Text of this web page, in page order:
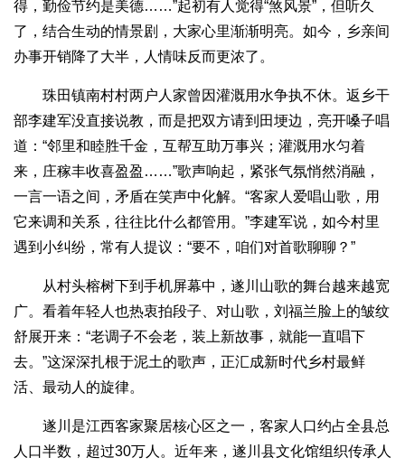
得，勤俭节约是美德……”起初有人觉得“煞风景”，但听久
了，结合生动的情景剧，大家心里渐渐明亮。如今，乡亲间
办事开销降了大半，人情味反而更浓了。
珠田镇南村村两户人家曾因灌溉用水争执不休。返乡干
部李建军没直接说教，而是把双方请到田埂边，亮开嗓子唱
道：“邻里和睦胜千金，互帮互助万事兴；灌溉用水匀着
来，庄稼丰收喜盈盈……”歌声响起，紧张气氛悄然消融，
一言一语之间，矛盾在笑声中化解。“客家人爱唱山歌，用
它来调和关系，往往比什么都管用。”李建军说，如今村里
遇到小纠纷，常有人提议：“要不，咱们对首歌聊聊？”
从村头榕树下到手机屏幕中，遂川山歌的舞台越来越宽
广。看着年轻人也热衷拍段子、对山歌，刘福兰脸上的皱纹
舒展开来：“老调子不会老，装上新故事，就能一直唱下
去。”这深深扎根于泥土的歌声，正汇成新时代乡村最鲜
活、最动人的旋律。
遂川是江西客家聚居核心区之一，客家人口约占全县总
人口半数，超过30万人。近年来，遂川县文化馆组织传承人